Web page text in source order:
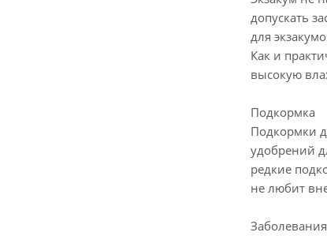
допускать
для
Как и
высокую
Подкормка
Подкормки
удобрений
редкие
не любит